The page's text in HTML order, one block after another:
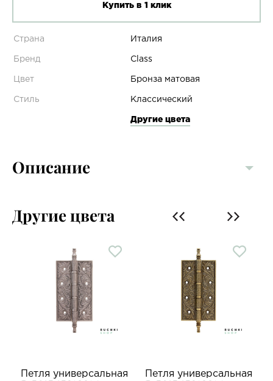
Купить в 1 клик
Страна Италия
Бренд Class
Цвет Бронза матовая
Стиль Классический
Другие цвета
Описание
Другие цвета
Петля универсальная
Петля универсальная